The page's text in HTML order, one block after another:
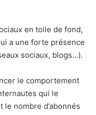
en toile de fond,
a une forte présence
sociaux, blogs…).
le comportement
qui le
nombre d’abonnés